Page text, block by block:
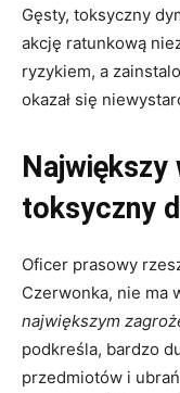
Gęsty, toksyczny
akcję ratunkową
ryzykiem, a
okazał się
Największy
toksyczny
Oficer prasowy
Czerwonka, nie ma
największym
podkreśla, bardzo
przedmiotów i